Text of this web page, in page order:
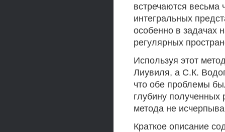
встречаются весьма
интегральных
особенно в задачах
регулярных
Используя этот
Лиувиля, а С.К.
что обе проблемы
глубину полученных
метода не
Краткое описание